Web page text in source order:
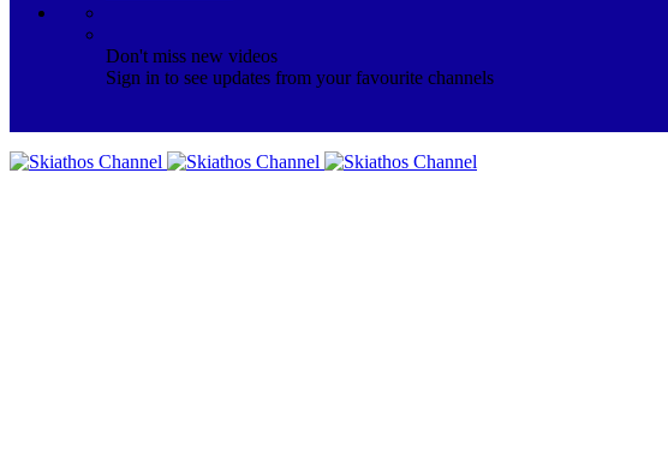
Don't miss new videos
Sign in to see updates from your favourite channels